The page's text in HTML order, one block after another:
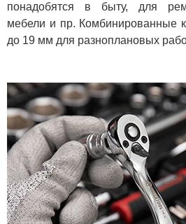
понадобятся в быту, для
мебели и пр. Комбинированные
до 19 мм для разноплановых